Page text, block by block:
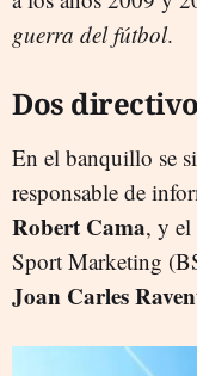
guerra del fútbol.
Dos
En el banquillo se
responsable de
Robert Cama, y el
Sport Marketing
Joan Carles